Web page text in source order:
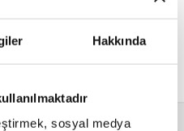
Hakkında
sosyal medya
tarafından üretilen
bir akış resirkülasyonu